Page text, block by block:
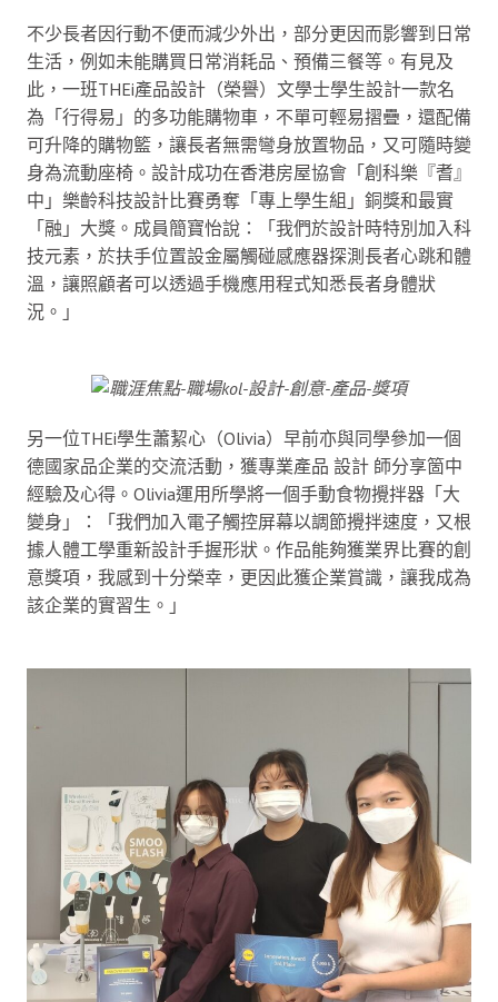
不少長者因行動不便而減少外出，部分更因而影響到日常
生活，例如未能購買日常消耗品、預備三餐等。有見及
此，一班THEi產品設計（榮譽）文學士學生設計一款名
為「行得易」的多功能購物車，不單可輕易摺疊，還配備
可升降的購物籃，讓長者無需彎身放置物品，又可隨時變
身為流動座椅。設計成功在香港房屋協會「創科樂『耆』
中」樂齡科技設計比賽勇奪「專上學生組」銅獎和最實
「融」大獎。成員簡寶怡說：「我們於設計時特別加入科
技元素，於扶手位置設金屬觸碰感應器探測長者心跳和體
溫，讓照顧者可以透過手機應用程式知悉長者身體狀
況。」
另一位THEi學生蕭絜心（Olivia）早前亦與同學參加一個
德國家品企業的交流活動，獲專業產品 設計 師分享箇中
經驗及心得。Olivia運用所學將一個手動食物攪拌器「大
變身」：「我們加入電子觸控屏幕以調節攪拌速度，又根
據人體工學重新設計手握形狀。作品能夠獲業界比賽的創
意獎項，我感到十分榮幸，更因此獲企業賞識，讓我成為
該企業的實習生。」